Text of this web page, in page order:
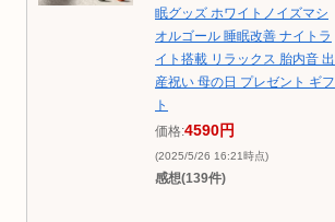
眠グッズ ホワイトノイズマシ
オルゴール 睡眠改善 ナイトラ
イト搭載 リラックス 胎内音 出
産祝い 母の日 プレゼント ギフ
ト
価格:4590円
(2025/5/26 16:21時点)
感想(139件)